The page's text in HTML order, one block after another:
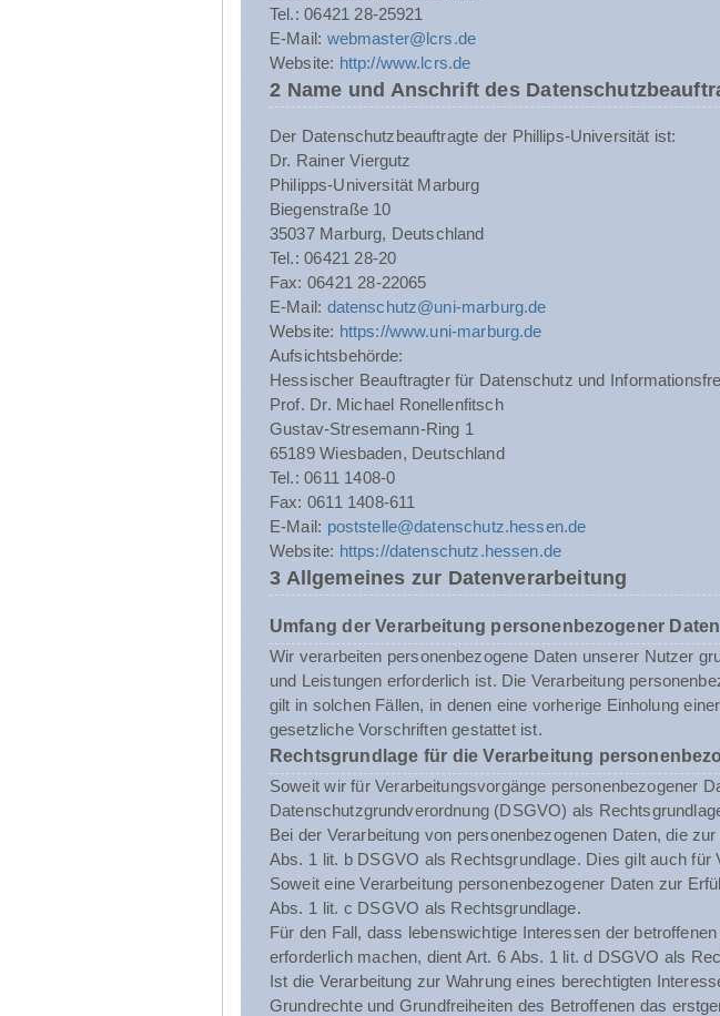
Tel.: 06421 28-25921
E-Mail: webmaster@lcrs.de
Website: http://www.lcrs.de
2 Name und Anschrift des
Der Datenschutzbeauftragte der Phillips-Universität ist:
Dr. Rainer Viergutz
Philipps-Universität Marburg
Biegenstraße 10
35037 Marburg, Deutschland
Tel.: 06421 28-20
Fax: 06421 28-22065
E-Mail: datenschutz@uni-marburg.de
Website: https://www.uni-marburg.de
Aufsichtsbehörde:
Hessischer Beauftragter für Datenschutz und
Prof. Dr. Michael Ronellenfitsch
Gustav-Stresemann-Ring 1
65189 Wiesbaden, Deutschland
Tel.: 0611 1408-0
Fax: 0611 1408-611
E-Mail: poststelle@datenschutz.hessen.de
Website: https://datenschutz.hessen.de
3 Allgemeines zur Datenverarbeitung
Umfang der Verarbeitung personenbezogener Daten
Wir verarbeiten personenbezogene Daten unserer Nutzer
und Leistungen erforderlich ist. Die Verarbeitung
gilt in solchen Fällen, in denen eine vorherige Einholung
gesetzliche Vorschriften gestattet ist.
Rechtsgrundlage für die Verarbeitung
Soweit wir für Verarbeitungsvorgänge personenbezogener
Datenschutzgrundverordnung (DSGVO) als
Bei der Verarbeitung von personenbezogenen Daten, die
Abs. 1 lit. b DSGVO als Rechtsgrundlage. Dies gilt auch
Soweit eine Verarbeitung personenbezogener Daten zur
Abs. 1 lit. c DSGVO als Rechtsgrundlage.
Für den Fall, dass lebenswichtige Interessen der
erforderlich machen, dient Art. 6 Abs. 1 lit. d DSGVO als
Ist die Verarbeitung zur Wahrung eines berechtigten
Grundrechte und Grundfreiheiten des Betroffenen das